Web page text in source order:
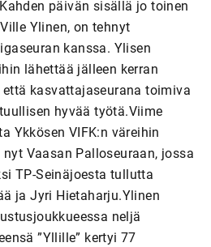
päivän sisällä jo toinen
Ylinen, on tehnyt
kanssa. Ylisen
lähettää jälleen kerran
kasvattajaseurana toimiva
hyvää työtä.Viime
Ykkösen VIFK:n väreihin
Vaasan Palloseuraan, jossa
TP-Seinäjoesta tullutta
ja Jyri Hietaharju.Ylinen
neljä
”Yllille” kertyi 77